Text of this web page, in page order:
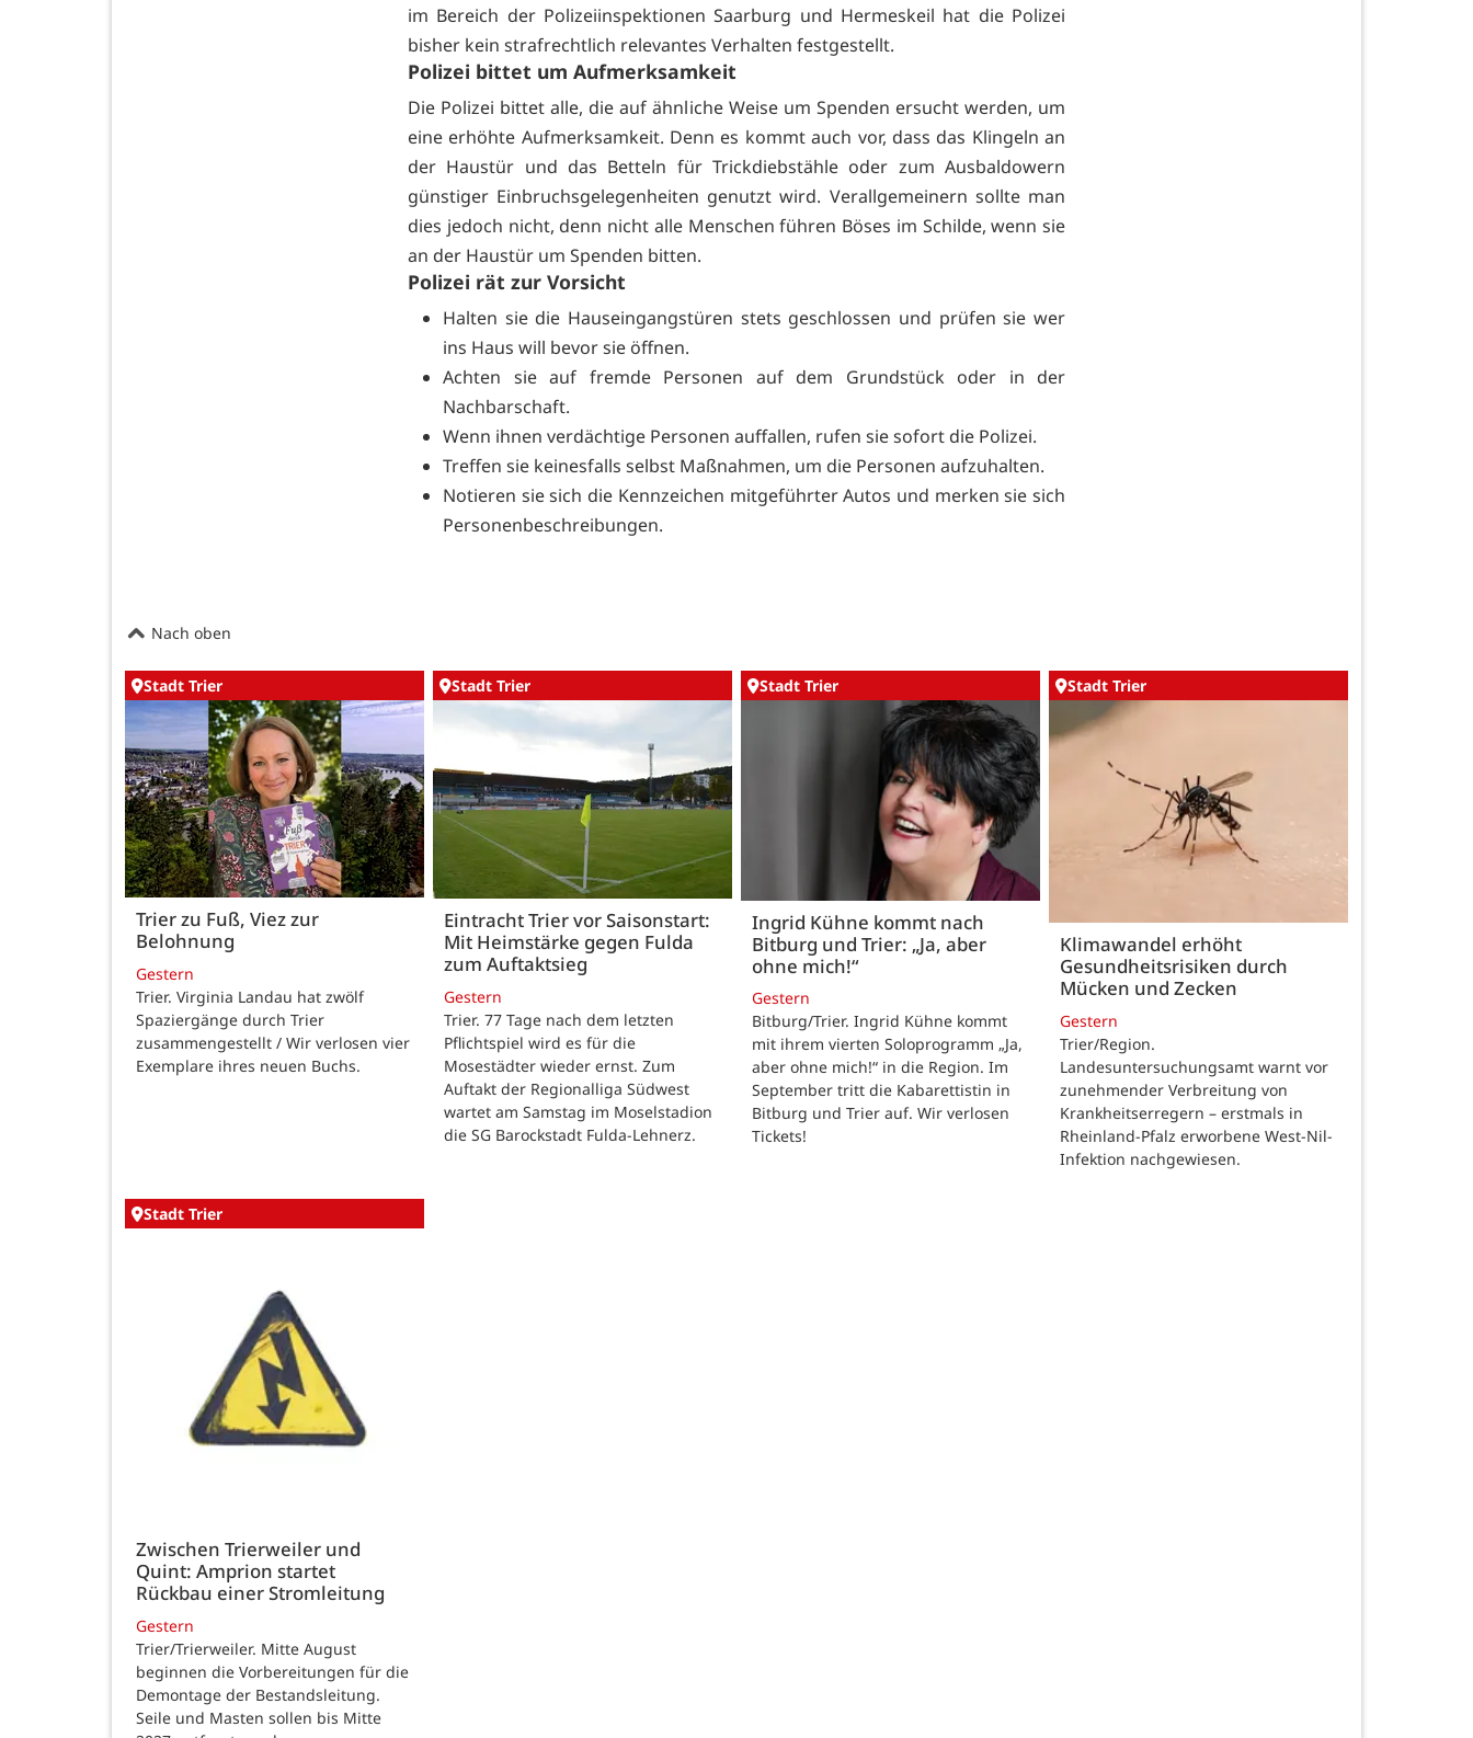
im Bereich der Polizeiinspektionen Saarburg und Hermeskeil hat die Polizei
bisher kein strafrechtlich relevantes Verhalten festgestellt.
Polizei bittet um Aufmerksamkeit
Die Polizei bittet alle, die auf ähnliche Weise um Spenden ersucht werden, um
eine erhöhte Aufmerksamkeit. Denn es kommt auch vor, dass das Klingeln an
der Haustür und das Betteln für Trickdiebstähle oder zum Ausbaldowern
günstiger Einbruchsgelegenheiten genutzt wird. Verallgemeinern sollte man
dies jedoch nicht, denn nicht alle Menschen führen Böses im Schilde, wenn sie
an der Haustür um Spenden bitten.
Polizei rät zur Vorsicht
Halten sie die Hauseingangstüren stets geschlossen und prüfen sie wer
ins Haus will bevor sie öffnen.
Achten sie auf fremde Personen auf dem Grundstück oder in der
Nachbarschaft.
Wenn ihnen verdächtige Personen auffallen, rufen sie sofort die Polizei.
Treffen sie keinesfalls selbst Maßnahmen, um die Personen aufzuhalten.
Notieren sie sich die Kennzeichen mitgeführter Autos und merken sie sich
Personenbeschreibungen.
Nach oben
Stadt Trier
Trier zu Fuß, Viez zur
Belohnung
Gestern
Trier. Virginia Landau hat zwölf
Spaziergänge durch Trier
zusammengestellt / Wir verlosen vier
Exemplare ihres neuen Buchs.
Stadt Trier
Eintracht Trier vor Saisonstart:
Mit Heimstärke gegen Fulda
zum Auftaktsieg
Gestern
Trier. 77 Tage nach dem letzten
Pflichtspiel wird es für die
Mosestädter wieder ernst. Zum
Auftakt der Regionalliga Südwest
wartet am Samstag im Moselstadion
die SG Barockstadt Fulda-Lehnerz.
Stadt Trier
Ingrid Kühne kommt nach
Bitburg und Trier: „Ja, aber
ohne mich!“
Gestern
Bitburg/Trier. Ingrid Kühne kommt
mit ihrem vierten Soloprogramm „Ja,
aber ohne mich!“ in die Region. Im
September tritt die Kabarettistin in
Bitburg und Trier auf. Wir verlosen
Tickets!
Stadt Trier
Klimawandel erhöht
Gesundheitsrisiken durch
Mücken und Zecken
Gestern
Trier/Region.
Landesuntersuchungsamt warnt vor
zunehmender Verbreitung von
Krankheitserregern – erstmals in
Rheinland-Pfalz erworbene West-Nil-
Infektion nachgewiesen.
Stadt Trier
Zwischen Trierweiler und
Quint: Amprion startet
Rückbau einer Stromleitung
Gestern
Trier/Trierweiler. Mitte August
beginnen die Vorbereitungen für die
Demontage der Bestandsleitung.
Seile und Masten sollen bis Mitte